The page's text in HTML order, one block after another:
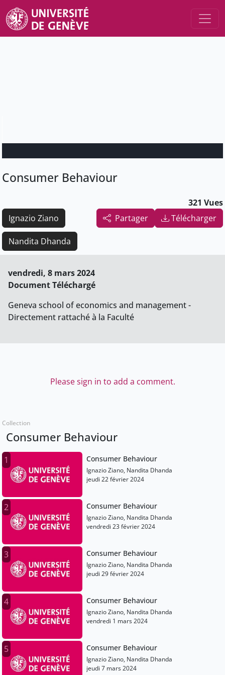
Consumer Behaviour
321 Vues
Partager
Télécharger
Ignazio Ziano
Nandita Dhanda
vendredi, 8 mars 2024
Document Téléchargé
Geneva school of economics and management -
Directement rattaché à la Faculté
Please sign in to add a comment.
Collection
Consumer Behaviour
1 Consumer Behaviour
Ignazio Ziano, Nandita Dhanda
jeudi 22 février 2024
2 Consumer Behaviour
Ignazio Ziano, Nandita Dhanda
vendredi 23 février 2024
3 Consumer Behaviour
Ignazio Ziano, Nandita Dhanda
jeudi 29 février 2024
4 Consumer Behaviour
Ignazio Ziano, Nandita Dhanda
vendredi 1 mars 2024
5 Consumer Behaviour
Ignazio Ziano, Nandita Dhanda
jeudi 7 mars 2024